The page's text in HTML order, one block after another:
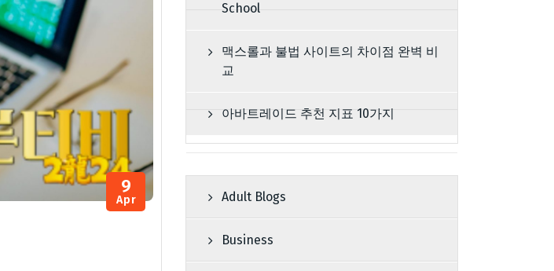
9
Apr
School
맥스롤과 불법 사이트의 차이점 완벽 비
교
아바트레이드 추천 지표 10가지
Adult Blogs
Business